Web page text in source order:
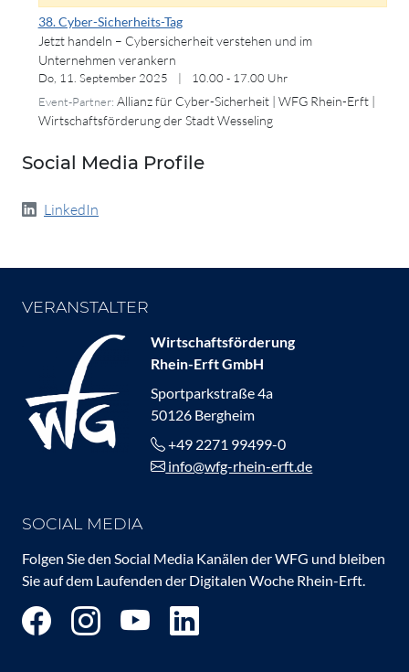
38. Cyber-Sicherheits-Tag
Jetzt handeln – Cybersicherheit verstehen und im
Unternehmen verankern
Do, 11. September 2025 |
10.00 - 17.00 Uhr
Event-Partner: Allianz für Cyber-Sicherheit | WFG Rhein-Erft |
Wirtschaftsförderung der Stadt Wesseling
Social Media Profile
LinkedIn
VERANSTALTER
Wirtschaftsförderung
Rhein-Erft GmbH
Sportparkstraße 4a
50126 Bergheim
+49 2271 99499-0
info@wfg-rhein-erft.de
SOCIAL MEDIA
Folgen Sie den Social Media Kanälen der WFG und bleiben
Sie auf dem Laufenden der Digitalen Woche Rhein-Erft.